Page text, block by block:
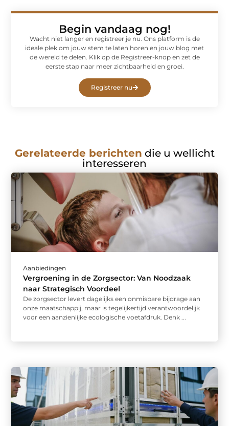
Begin vandaag nog!
Wacht niet langer en registreer je nu. Ons platform is de
ideale plek om jouw stem te laten horen en jouw blog met
de wereld te delen. Klik op de Registreer-knop en zet de
eerste stap naar meer zichtbaarheid en groei.
Registreer nu
Gerelateerde berichten die u wellicht
interesseren
Aanbiedingen
Vergroening in de Zorgsector: Van Noodzaak
naar Strategisch Voordeel
De zorgsector levert dagelijks een onmisbare bijdrage aan
onze maatschappij, maar is tegelijkertijd verantwoordelijk
voor een aanzienlijke ecologische voetafdruk. Denk ...